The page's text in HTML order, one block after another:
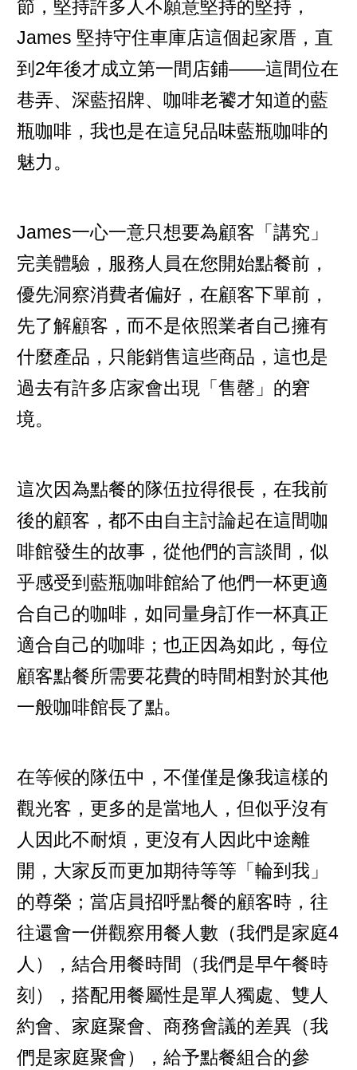
節，堅持許多人不願意堅持的堅持，
James 堅持守住車庫店這個起家厝，直
到2年後才成立第一間店鋪——這間位在
巷弄、深藍招牌、咖啡老饕才知道的藍
瓶咖啡，我也是在這兒品味藍瓶咖啡的
魅力。
James一心一意只想要為顧客「講究」
完美體驗，服務人員在您開始點餐前，
優先洞察消費者偏好，在顧客下單前，
先了解顧客，而不是依照業者自己擁有
什麼產品，只能銷售這些商品，這也是
過去有許多店家會出現「售罄」的窘
境。
這次因為點餐的隊伍拉得很長，在我前
後的顧客，都不由自主討論起在這間咖
啡館發生的故事，從他們的言談間，似
乎感受到藍瓶咖啡館給了他們一杯更適
合自己的咖啡，如同量身訂作一杯真正
適合自己的咖啡；也正因為如此，每位
顧客點餐所需要花費的時間相對於其他
一般咖啡館長了點。
在等候的隊伍中，不僅僅是像我這樣的
觀光客，更多的是當地人，但似乎沒有
人因此不耐煩，更沒有人因此中途離
開，大家反而更加期待等等「輪到我」
的尊榮；當店員招呼點餐的顧客時，往
往還會一併觀察用餐人數（我們是家庭4
人），結合用餐時間（我們是早午餐時
刻），搭配用餐屬性是單人獨處、雙人
約會、家庭聚會、商務會議的差異（我
們是家庭聚會），給予點餐組合的參